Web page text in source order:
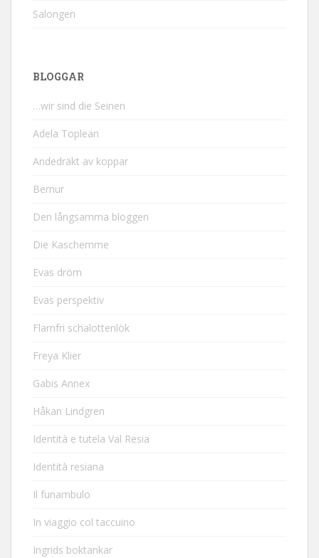
Salongen
BLOGGAR
…wir sind die Seinen
Adela Toplean
Andedräkt av koppar
Bernur
Den långsamma bloggen
Die Kaschemme
Evas dröm
Evas perspektiv
Flarnfri schalottenlök
Freya Klier
Gabis Annex
Håkan Lindgren
Identità e tutela Val Resia
Identità resiana
Il funambulo
In viaggio col taccuino
Ingrids boktankar